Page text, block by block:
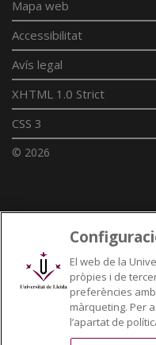
Mapa web
Accessibilitat
Avís legal
XHTML 1.0 Strict
CSS 3
© 2026
Enllaços UdL
Xarxes universitàries
El web de la
pròpies i de
preferències
màrqueting. Per
l’apartat de